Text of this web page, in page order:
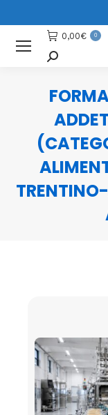
0,00€ 0
Cerca